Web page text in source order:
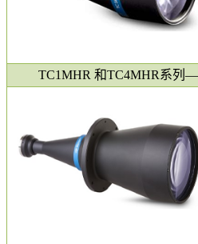
TC1MHR 和TC4MHR系列